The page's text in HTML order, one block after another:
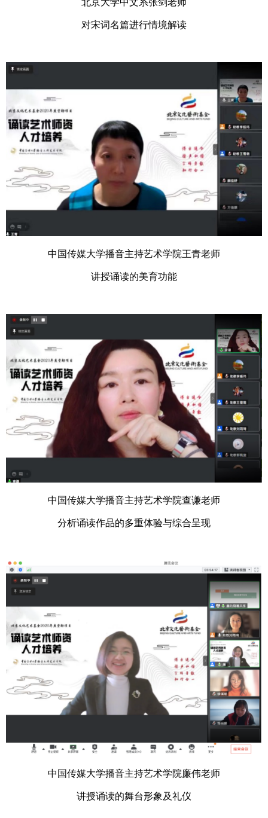
北京大学中文系张剑老师
对宋词名篇进行情境解读
中国传媒大学播音主持艺术学院王青老师
讲授诵读的美育功能
中国传媒大学播音主持艺术学院查谦老师
分析诵读作品的多重体验与综合呈现
中国传媒大学播音主持艺术学院廉伟老师
讲授诵读的舞台形象及礼仪